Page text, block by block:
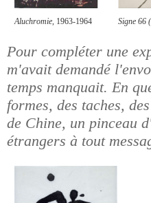
Aluchromie, 1963-1964 Signe 66
Pour compléter une
m'avait demandé
temps manquait. En
formes, des taches,
de Chine, un pinceau
étrangers à tout